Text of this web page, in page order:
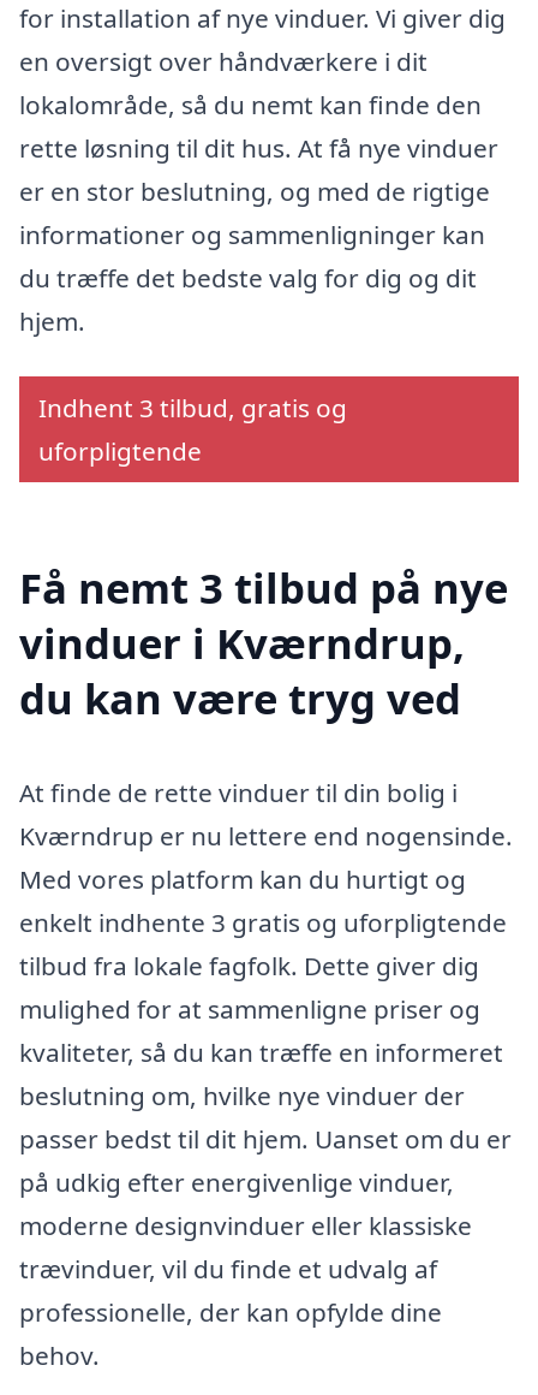
for installation af nye vinduer. Vi giver dig
en oversigt over håndværkere i dit
lokalområde, så du nemt kan finde den
rette løsning til dit hus. At få nye vinduer
er en stor beslutning, og med de rigtige
informationer og sammenligninger kan
du træffe det bedste valg for dig og dit
hjem.
Indhent 3 tilbud, gratis og
uforpligtende
Få nemt 3 tilbud på nye
vinduer i Kværndrup,
du kan være tryg ved
At finde de rette vinduer til din bolig i
Kværndrup er nu lettere end nogensinde.
Med vores platform kan du hurtigt og
enkelt indhente 3 gratis og uforpligtende
tilbud fra lokale fagfolk. Dette giver dig
mulighed for at sammenligne priser og
kvaliteter, så du kan træffe en informeret
beslutning om, hvilke nye vinduer der
passer bedst til dit hjem. Uanset om du er
på udkig efter energivenlige vinduer,
moderne designvinduer eller klassiske
trævinduer, vil du finde et udvalg af
professionelle, der kan opfylde dine
behov.